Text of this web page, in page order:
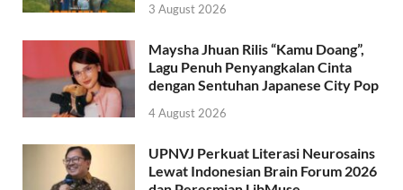
3 August 2026
Maysha Jhuan Rilis “Kamu Doang”,
Lagu Penuh Penyangkalan Cinta
dengan Sentuhan Japanese City Pop
4 August 2026
UPNVJ Perkuat Literasi Neurosains
Lewat Indonesian Brain Forum 2026